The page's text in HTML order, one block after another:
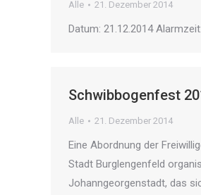
Alle 21. Dezember 2014
Datum: 21.12.2014
Schwibbogenfest
Alle 21. Dezember 2014
Eine Abordnung der
Stadt Burglengenfeld
Johanngeorgenstadt, das